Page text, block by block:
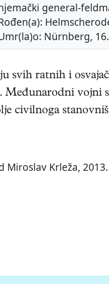
general-
Nürnberg,
svih ratnih i
Međunarodni
civilnoga
Miroslav Krleža,